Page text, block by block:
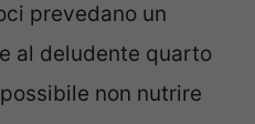
prevedano un
al deludente quarto
non nutrire